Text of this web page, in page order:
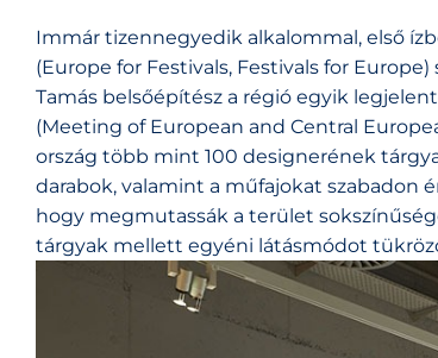
Immár tizennegyedik alkalommal, első
(Europe for Festivals, Festivals for
Tamás belsőépítész a régió egyik
(Meeting of European and Central
ország több mint 100 designerének
darabok, valamint a műfajokat szabadon
hogy megmutassák a terület
tárgyak mellett egyéni látásmódot